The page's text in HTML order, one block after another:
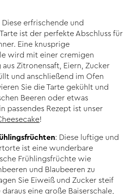
Diese erfrischende und
ist der perfekte Abschluss für
Eine knusprige
wird mit einer cremigen
Zitronensaft, Eiern, Zucker
und anschließend im Ofen
Sie die Tarte gekühlt und
Beeren oder etwas
passendes Rezept ist unser
!
: Diese luftige und
ist eine wunderbare
Frühlingsfrüchte wie
und Blaubeeren zu
Sie Eiweiß und Zucker steif
eine große Baiserschale,